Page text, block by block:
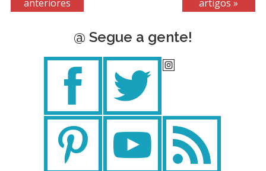
anteriores artigos »
@ Segue a gente!